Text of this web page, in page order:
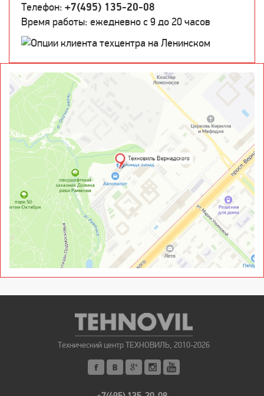
Телефон: +7(495) 135-20-08
Время работы: ежедневно c 9 до 20 часов
Технический центр ТЕХНОВИЛЬ, 2010-2026